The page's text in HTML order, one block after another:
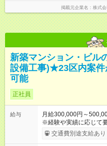
掲載元企業名 株式
新築マンション・ビル
設備工事)★23区内案
可能
正社員
給与
月給300,000円～
※経験や実績に応じて
円～20,000円) 【試用期間】試用期間あり 試用期間の長さ：3ヶ
月 雇用形態、給与は本
交通費別途支給あり